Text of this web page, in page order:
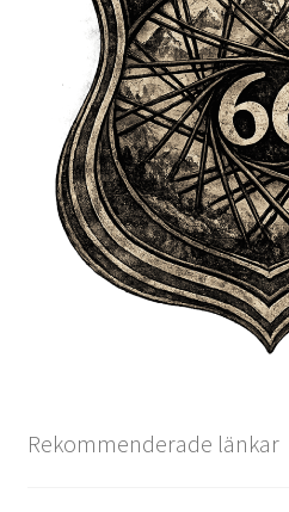
Rekommenderade länkar